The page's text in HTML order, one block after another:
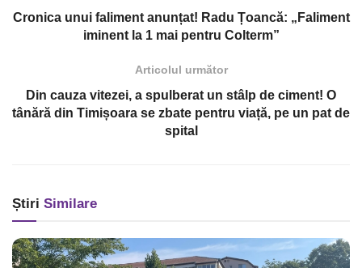
Cronica unui faliment anunțat! Radu Țoancă: „Faliment
iminent la 1 mai pentru Colterm”
Articolul următor
Din cauza vitezei, a spulberat un stâlp de ciment! O
tânără din Timișoara se zbate pentru viață, pe un pat de
spital
Știri Similare